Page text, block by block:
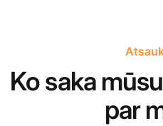
Ko saka
par